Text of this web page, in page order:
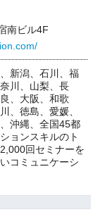
南ビル4F
新潟、石川、福
川、山梨、長
、大阪、和歌
、徳島、愛媛、
沖縄、全国45都
ョンスキルのト
回セミナーを
コミュニケーシ